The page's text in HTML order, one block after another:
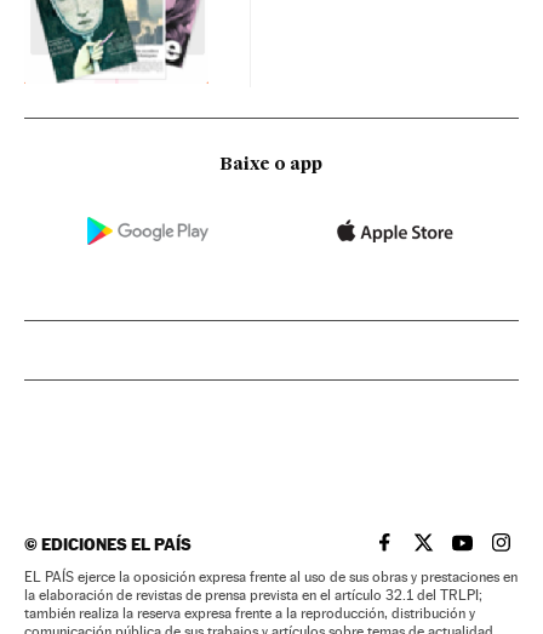
Baixe o app
©EDICIONES EL PAÍS EL PAÍS BRASIL EN
EL PAÍSEL PAÍS
EL
EL PAÍS ejerce la oposición expresa frente al uso de sus obras y prestaciones en
la elaboración de revistas de prensa prevista en el artículo 32.1 del TRLPI;
también realiza la reserva expresa frente a la reproducción, distribución y